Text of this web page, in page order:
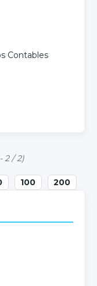
Contables
2 / 2)
100 200